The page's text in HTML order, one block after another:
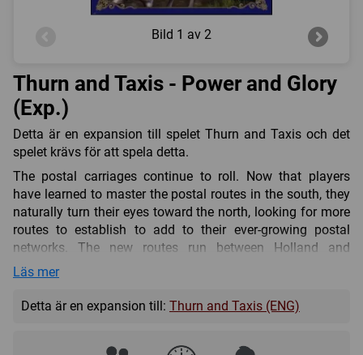
Bild 1 av 2
Thurn and Taxis - Power and Glory
(Exp.)
Detta är en expansion till spelet Thurn and Taxis och det
spelet krävs för att spela detta.
The postal carriages continue to roll. Now that players
have learned to master the postal routes in the south, they
naturally turn their eyes toward the north, looking for more
routes to establish to add to their ever-growing postal
networks. The new routes run between Holland and
Sachsen – between Preußen and the free cities. The player
for important letters to the many new customers in the
Hard-working postal carriers add horses to their carriages
Läs mer
Detta är en expansion till: Thurn and Taxis (ENG)